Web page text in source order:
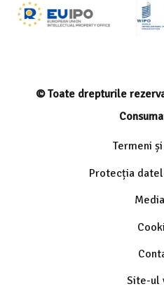
© Toate drepturile
Termeni
Protecția
Site-ul